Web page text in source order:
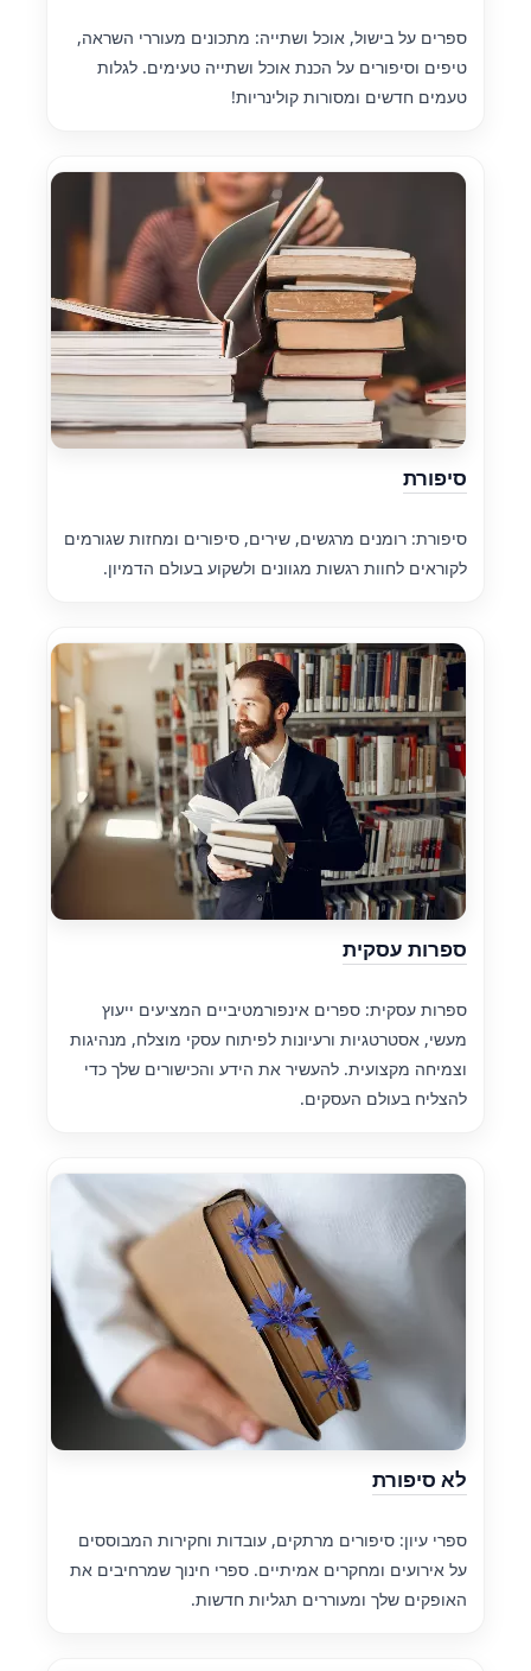
ספרים על בישול, אוכל ושתייה: מתכונים מעוררי השראה,
טיפים וסיפורים על הכנת אוכל ושתייה טעימים. לגלות
טעמים חדשים ומסורות קולינריות!
סיפורת
סיפורת: רומנים מרגשים, שירים, סיפורים ומחזות שגורמים
לקוראים לחוות רגשות מגוונים ולשקוע בעולם הדמיון.
ספרות עסקית
ספרות עסקית: ספרים אינפורמטיביים המציעים ייעוץ
מעשי, אסטרטגיות ורעיונות לפיתוח עסקי מוצלח, מנהיגות
וצמיחה מקצועית. להעשיר את הידע והכישורים שלך כדי
להצליח בעולם העסקים.
לא סיפורת
ספרי עיון: סיפורים מרתקים, עובדות וחקירות המבוססים
על אירועים ומחקרים אמיתיים. ספרי חינוך שמרחיבים את
האופקים שלך ומעוררים תגליות חדשות.